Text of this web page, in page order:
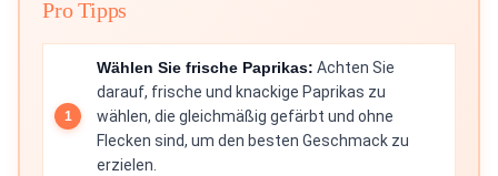
Pro Tipps
Wählen Sie frische Paprikas: Achten Sie
darauf, frische und knackige Paprikas zu
wählen, die gleichmäßig gefärbt und ohne
Flecken sind, um den besten Geschmack zu
erzielen.